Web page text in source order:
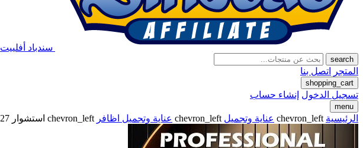
سندباد أفلييت
search
المتجر اتصل بنا
shopping_cart
تسجيل الدخول إنشاء حساب
menu
الرئيسية chevron_left عناية وتجميل chevron_left عناية وتجميل اظافر chevron_left استشوار V- 427